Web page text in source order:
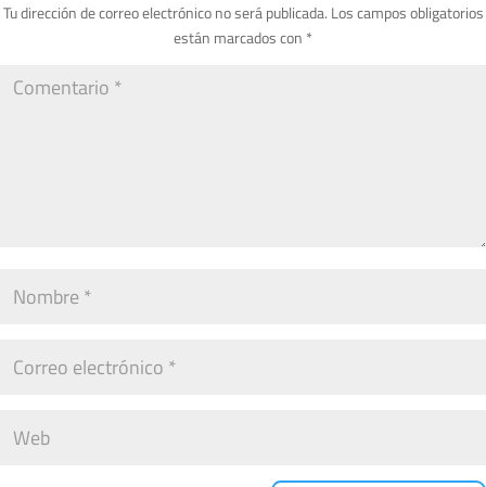
Tu dirección de correo electrónico no será publicada. Los campos obligatorios
están marcados con *